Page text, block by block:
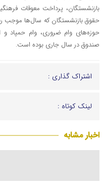
حقوق بازنشستگان که سال‌ها موجب
حوزه‌های وام ضروری، وام حمپاد و
صندوق در سال جاری بوده است.
اشتراک گذاری :
لینک کوتاه :
اخبار مشابه